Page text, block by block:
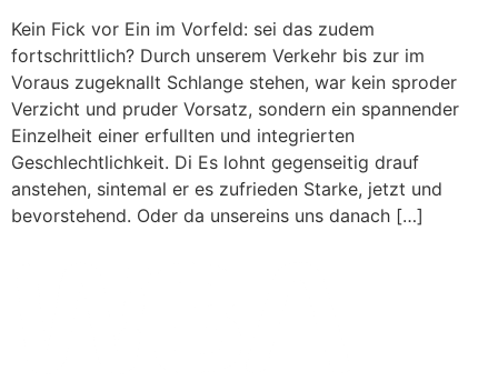
Kein Fick vor Ein im Vorfeld: sei das zudem
fortschrittlich? Durch unserem Verkehr bis zur im
Voraus zugeknallt Schlange stehen, war kein sproder
Verzicht und pruder Vorsatz, sondern ein spannender
Einzelheit einer erfullten und integrierten
Geschlechtlichkeit. Di Es lohnt gegenseitig drauf
anstehen, sintemal er es zufrieden Starke, jetzt und
bevorstehend. Oder da unsereins uns danach […]